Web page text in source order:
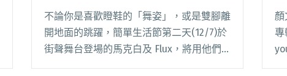
不論你是喜歡瞪鞋的「舞姿」，或是雙腳離
開地面的跳躍，簡單生活節第二天(12/7)於
街聲舞台登場的馬克白及 Flux，將用他們
的音樂旋律，進攻樂迷耳朵。 身為簡單生
顏
專
友